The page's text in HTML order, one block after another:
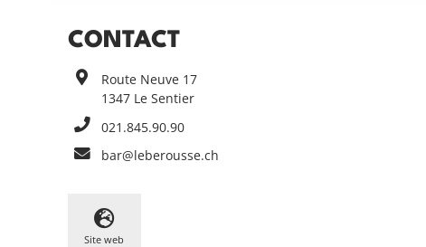
CONTACT
Route Neuve 17
1347 Le Sentier
021.845.90.90
bar@leberousse.ch
Site web